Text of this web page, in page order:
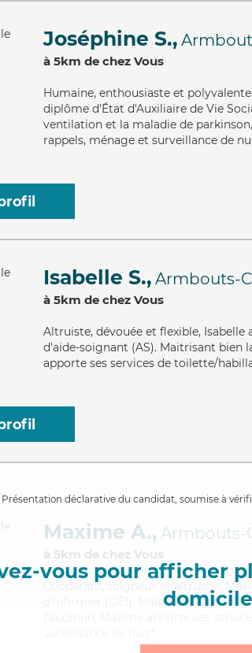
Joséphine S.,
à 5km de chez Vous
Humaine, enthousiaste et
diplôme d'État d'Auxiliaire de Vie
ventilation et la maladie de
rappels, ménage et surveillance de
Isabelle S., Armbouts-
à 5km de chez Vous
Altruiste, dévouée et flexible, Isabelle
d'aide-soignant (AS). Maitrisant bien
apporte ses services de toilette/
Présentation déclarative du candidat, soumise à
vous pour afficher
domicile
Maxime A., Armbouts-
à 5km de chez Vous
Coopératif
, soigneux et altruiste,
d'infirmier (DEI). Maitrisant bien les